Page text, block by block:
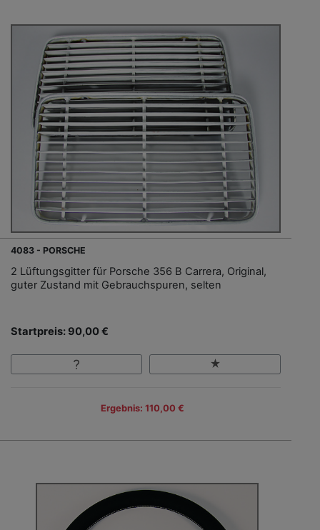
4083 - PORSCHE
2 Lüftungsgitter für Porsche 356 B Carrera, Original,
guter Zustand mit Gebrauchspuren, selten
Startpreis: 90,00 €
Ergebnis: 110,00 €